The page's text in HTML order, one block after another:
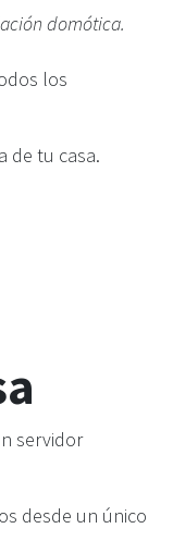
domótica.
los
de tu casa.
servidor
desde un único